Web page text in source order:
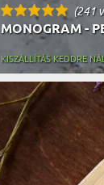
(241
MONOGRAM -
KISZÁLLÍTÁS KEDDRE